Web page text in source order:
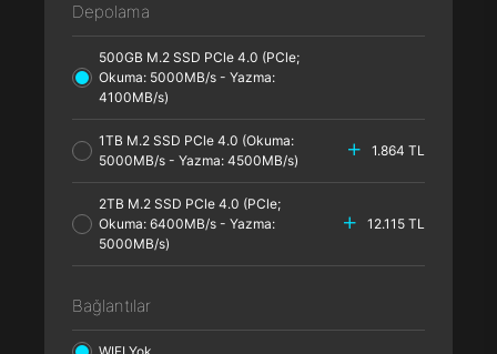
Depolama
500GB M.2 SSD PCle 4.0 (PCle;
Okuma: 5000MB/s - Yazma:
4100MB/s)
1TB M.2 SSD PCle 4.0 (Okuma:
5000MB/s - Yazma: 4500MB/s)
1.864 TL
2TB M.2 SSD PCle 4.0 (PCle;
Okuma: 6400MB/s - Yazma:
5000MB/s)
12.115 TL
Bağlantılar